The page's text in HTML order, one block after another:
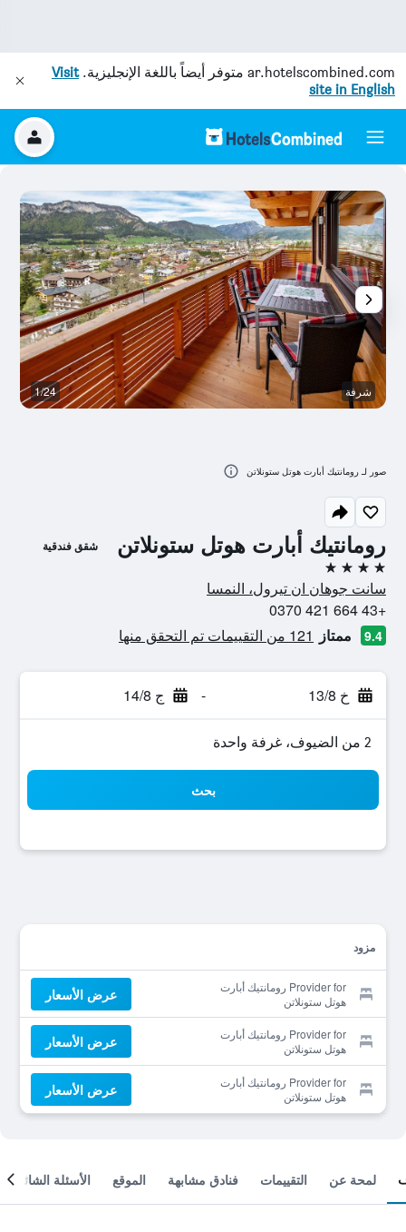
ar.hotelscombined.com متوفر أيضاً باللغة الإنجليزية.Visit
site in English
رومانتيك أبارت هوتل ستونلاتن شقق فندقية
4 نجوم
سانت جوهان ان تيرول، النمسا
+43 664 421 0370
9.4 ممتاز 121 من التقييمات تم التحقق منها
خ 13/8 - ج 14/8
2 من الضيوف، غرفة واحدة
بحث
مزود
Provider for رومانتيك أبارت
هوتل ستونلاتن
عرض الأسعار
Provider for رومانتيك أبارت
هوتل ستونلاتن
عرض الأسعار
Provider for رومانتيك أبارت
هوتل ستونلاتن
عرض الأسعار
شرفة 1/24
صور لـ رومانتيك أبارت هوتل ستونلاتن
لمحة عن التقييمات فنادق مشابهة الموقع الأسئلة الشائعة